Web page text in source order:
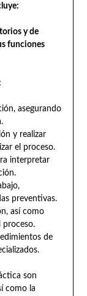
y de
funciones
asegurando
y realizar
el proceso.
interpretar
preventivas.
así como
proceso.
de
son
como la